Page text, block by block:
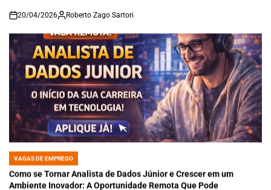
on
20/04/2026 Roberto Zago Sartori
POSTED
IN
VAGAS DE EMPREGO
Como se Tornar Analista de Dados Júnior e Crescer em um
Ambiente Inovador: A Oportunidade Remota Que Pode